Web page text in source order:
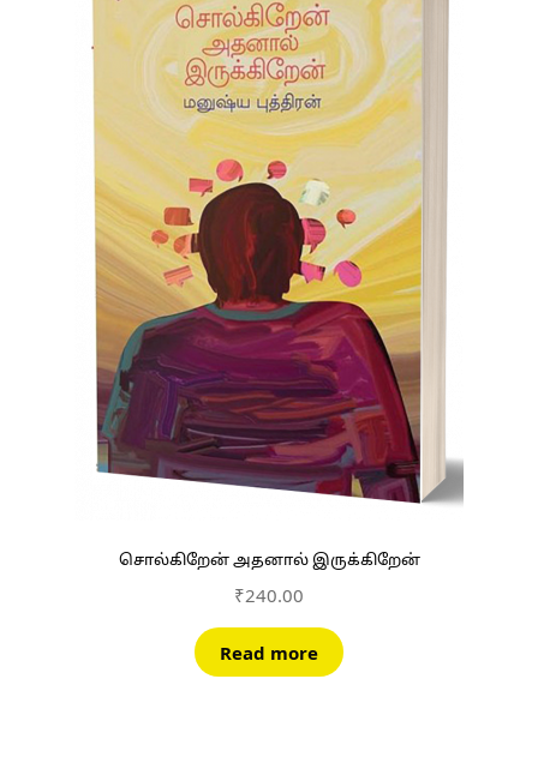
சொல்கிறேன் அதனால் இருக்கிறேன்
₹240.00
Read more